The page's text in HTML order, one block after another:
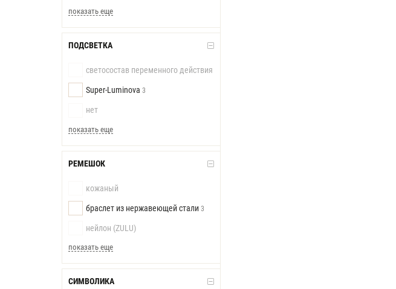
показать еще
ПОДСВЕТКА
светосостав переменного действия
Super-Luminova 3
нет
показать еще
РЕМЕШОК
кожаный
браслет из нержавеющей стали 3
нейлон (ZULU)
показать еще
СИМВОЛИКА